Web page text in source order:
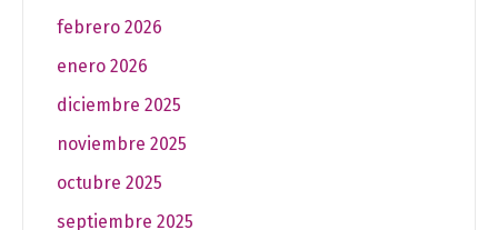
febrero 2026
enero 2026
diciembre 2025
noviembre 2025
octubre 2025
septiembre 2025